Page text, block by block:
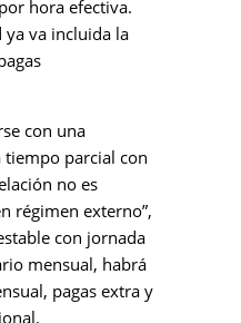
hora efectiva.
ya va incluida la
con una
parcial con
no es
régimen externo”,
con jornada
mensual, habrá
pagas extra y